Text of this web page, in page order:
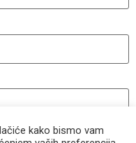
kako bismo vam